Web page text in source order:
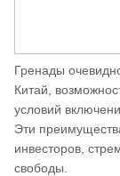
Гренады
Китай,
условий
Эти
инвесторов,
свободы.